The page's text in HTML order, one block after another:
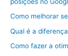
Como melhorar
Qual é a
Como fazer a